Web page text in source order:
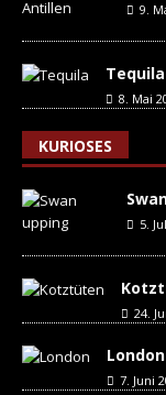
9.
8. Mai
KURIOSES
5.
24.
7. Juni